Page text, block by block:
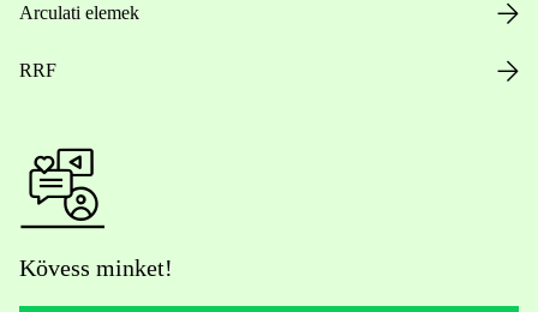
Arculati elemek
RRF
Kövess minket!